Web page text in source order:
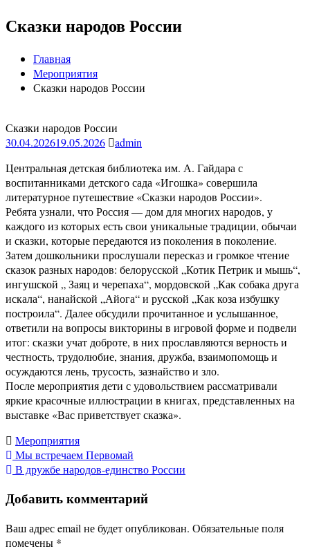
Сказки народов России
Главная
Мероприятия
Сказки народов России
Сказки народов России
30.04.202619.05.2026
admin
Центральная детская библиотека им. А. Гайдара с
воспитанниками детского сада «Игошка» совершила
литературное путешествие «Сказки народов России».
Ребята узнали, что Россия — дом для многих народов, у
каждого из которых есть свои уникальные традиции, обычаи
и сказки, которые передаются из поколения в поколение.
Затем дошкольники прослушали пересказ и громкое чтение
сказок разных народов: белорусской „Котик Петрик и мышь“,
ингушской „ Заяц и черепаха“, мордовской „Как собака друга
искала“, нанайской „Айога“ и русской „Как коза избушку
построила“. Далее обсудили прочитанное и услышанное,
ответили на вопросы викторины в игровой форме и подвели
итог: сказки учат доброте, в них прославляются верность и
честность, трудолюбие, знания, дружба, взаимопомощь и
осуждаются лень, трусость, зазнайство и зло.
После мероприятия дети с удовольствием рассматривали
яркие красочные иллюстрации в книгах, представленных на
выставке «Вас приветствует сказка».
Мероприятия
Навигация
по
записям
Мы встречаем Первомай
В дружбе народов-единство России
Добавить комментарий
Ваш адрес email не будет опубликован. Обязательные поля
помечены *